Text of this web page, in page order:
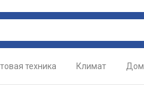
техника Климат Дом